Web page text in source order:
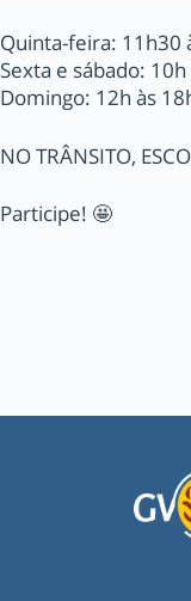
Quinta-feira: 11h30
Sexta e sábado: 10h
Domingo: 12h às
NO TRÂNSITO,
Participe! 🤩